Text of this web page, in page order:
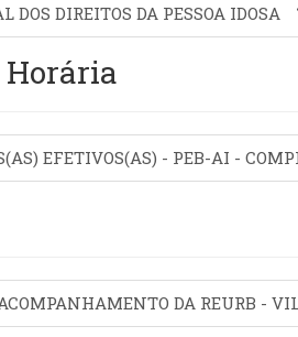
DIREITOS DA PESSOA IDOSA
Horária
EFETIVOS(AS) - PEB-AI -
DA REURB -